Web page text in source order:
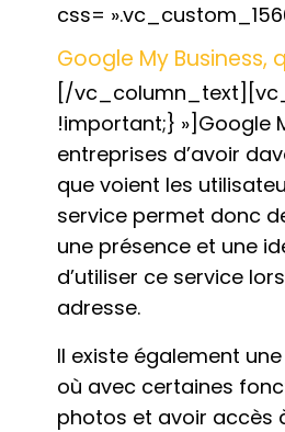
css=
Google My Business,
[/
!important;} »]Google
entreprises d’avoir
que voient les
service permet donc
une présence et une
d’utiliser ce service
adresse.
Il existe également
où avec certaines
photos et avoir accès